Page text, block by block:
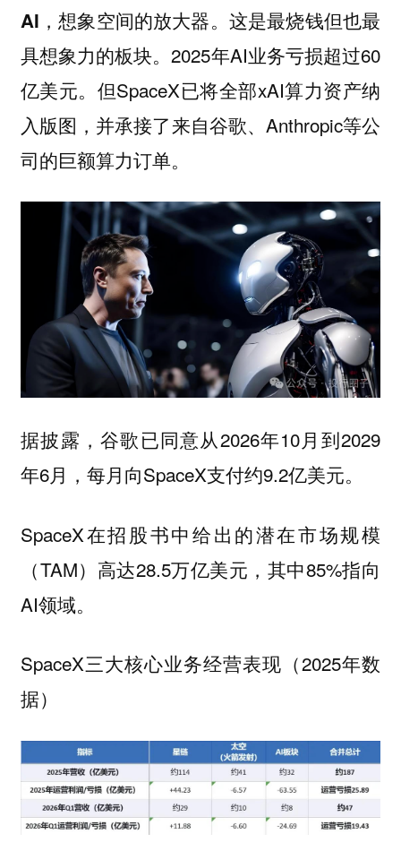
AI，想象空间的放大器。 这是最烧钱但也最
具想象力的板块。2025年AI业务亏损超过60
亿美元。但SpaceX已将全部xAI算力资产纳
入版图，并承接了来自谷歌、Anthropic等公
司的巨额算力订单。
据披露，谷歌已同意从2026年10月到2029
年6月，每月向SpaceX支付约9.2亿美元。
SpaceX在招股书中给出的潜在市场规模
（TAM）高达28.5万亿美元，其中85%指向
AI领域。
SpaceX三大核心业务经营表现（2025年数
据）